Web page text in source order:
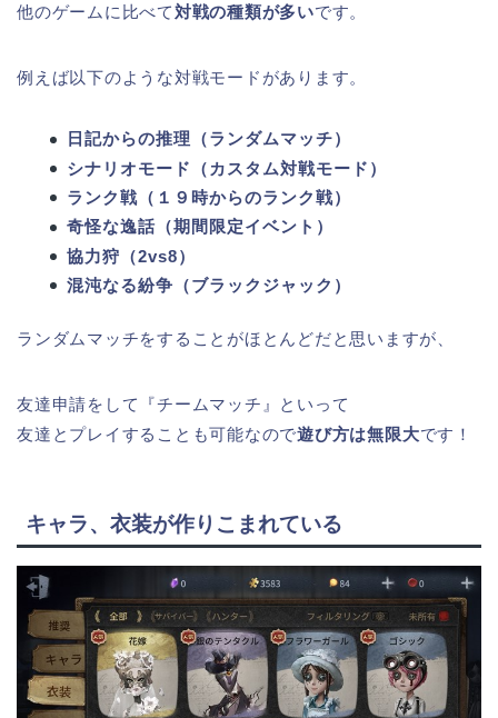
他のゲームに比べて対戦の種類が多いです。
例えば以下のような対戦モードがあります。
日記からの推理（ランダムマッチ）
シナリオモード（カスタム対戦モード）
ランク戦（１９時からのランク戦）
奇怪な逸話（期間限定イベント）
協力狩（2vs8）
混沌なる紛争（ブラックジャック）
ランダムマッチをすることがほとんどだと思いますが、
友達申請をして『チームマッチ』といって
友達とプレイすることも可能なので遊び方は無限大です！
キャラ、衣装が作りこまれている